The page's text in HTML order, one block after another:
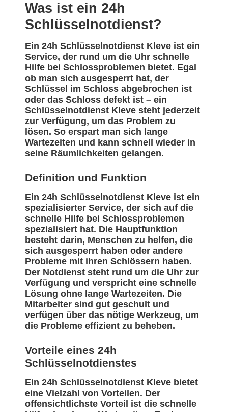
Was ist ein 24h
Schlüsselnotdienst?
Ein 24h Schlüsselnotdienst Kleve ist ein
Service, der rund um die Uhr schnelle
Hilfe bei Schlossproblemen bietet. Egal
ob man sich ausgesperrt hat, der
Schlüssel im Schloss abgebrochen ist
oder das Schloss defekt ist – ein
Schlüsselnotdienst Kleve steht jederzeit
zur Verfügung, um das Problem zu
lösen. So erspart man sich lange
Wartezeiten und kann schnell wieder in
seine Räumlichkeiten gelangen.
Definition und Funktion
Ein 24h Schlüsselnotdienst Kleve ist ein
spezialisierter Service, der sich auf die
schnelle Hilfe bei Schlossproblemen
spezialisiert hat. Die Hauptfunktion
besteht darin, Menschen zu helfen, die
sich ausgesperrt haben oder andere
Probleme mit ihren Schlössern haben.
Der Notdienst steht rund um die Uhr zur
Verfügung und verspricht eine schnelle
Lösung ohne lange Wartezeiten. Die
Mitarbeiter sind gut geschult und
verfügen über das nötige Werkzeug, um
die Probleme effizient zu beheben.
Vorteile eines 24h
Schlüsselnotdienstes
Ein 24h Schlüsselnotdienst Kleve bietet
eine Vielzahl von Vorteilen. Der
offensichtlichste Vorteil ist die schnelle